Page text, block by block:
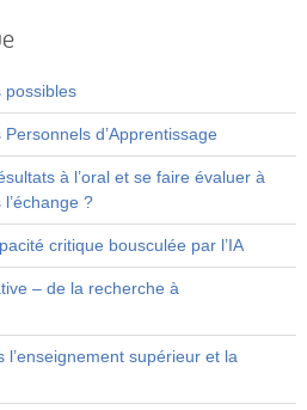
possibles
d’Apprentissage
à l’oral et se faire évaluer à
l’échange ?
critique bousculée par l’IA
– de la recherche à
l’enseignement supérieur et la